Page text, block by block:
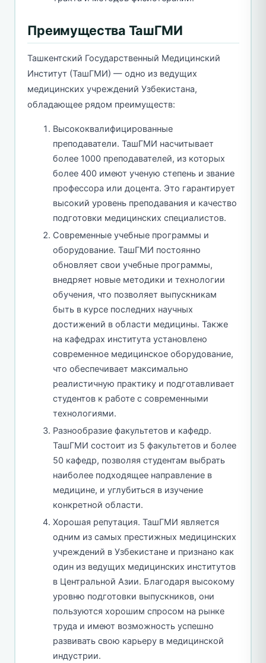
Преимущества ТашГМИ
Ташкентский Государственный Медицинский
Институт (ТашГМИ) — одно из ведущих
медицинских учреждений Узбекистана,
обладающее рядом преимуществ:
Высококвалифицированные
преподаватели. ТашГМИ насчитывает
более 1000 преподавателей, из которых
более 400 имеют ученую степень и звание
профессора или доцента. Это гарантирует
высокий уровень преподавания и качество
подготовки медицинских специалистов.
Современные учебные программы и
оборудование. ТашГМИ постоянно
обновляет свои учебные программы,
внедряет новые методики и технологии
обучения, что позволяет выпускникам
быть в курсе последних научных
достижений в области медицины. Также
на кафедрах института установлено
современное медицинское оборудование,
что обеспечивает максимально
реалистичную практику и подготавливает
студентов к работе с современными
технологиями.
Разнообразие факультетов и кафедр.
ТашГМИ состоит из 5 факультетов и более
50 кафедр, позволяя студентам выбрать
наиболее подходящее направление в
медицине, и углубиться в изучение
конкретной области.
Хорошая репутация. ТашГМИ является
одним из самых престижных медицинских
учреждений в Узбекистане и признано как
один из ведущих медицинских институтов
в Центральной Азии. Благодаря высокому
уровню подготовки выпускников, они
пользуются хорошим спросом на рынке
труда и имеют возможность успешно
развивать свою карьеру в медицинской
индустрии.